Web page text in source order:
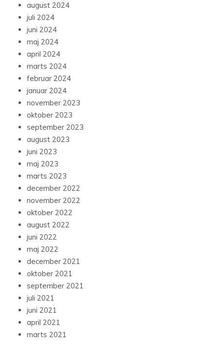
august 2024
juli 2024
juni 2024
maj 2024
april 2024
marts 2024
februar 2024
januar 2024
november 2023
oktober 2023
september 2023
august 2023
juni 2023
maj 2023
marts 2023
december 2022
november 2022
oktober 2022
august 2022
juni 2022
maj 2022
december 2021
oktober 2021
september 2021
juli 2021
juni 2021
april 2021
marts 2021